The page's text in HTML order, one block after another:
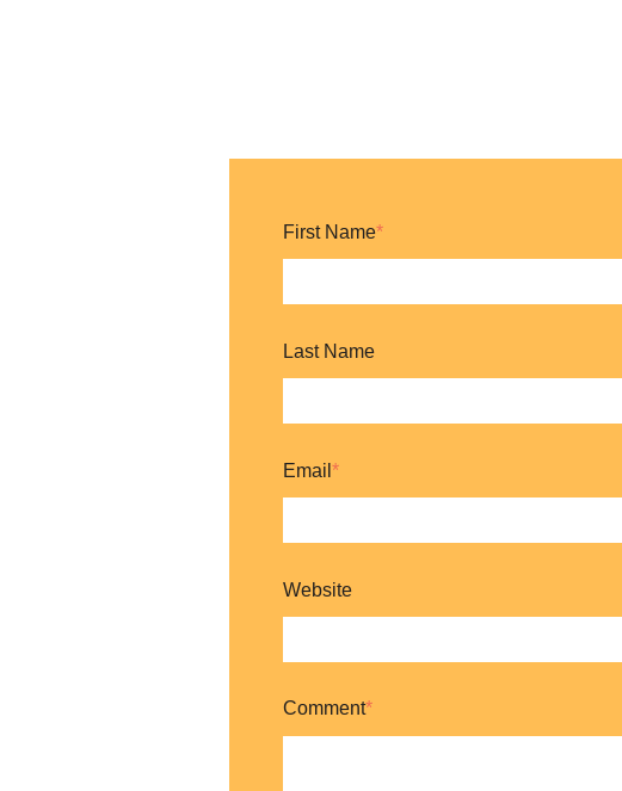
First Name*
Last Name
Email *
Website
Comment*